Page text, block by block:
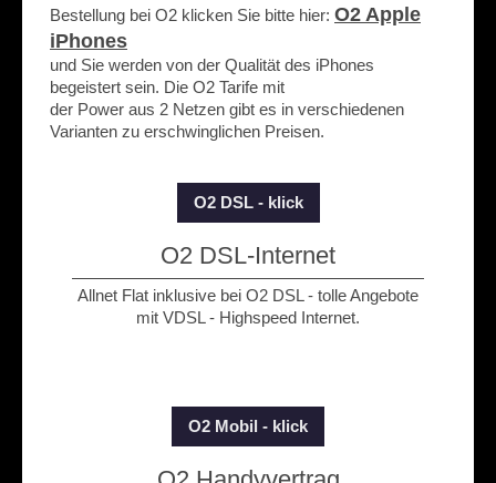
Bestellung bei O2 klicken Sie bitte hier: O2 Apple
iPhones
und Sie werden von der Qualität des iPhones
begeistert sein. Die O2 Tarife mit
der Power aus 2 Netzen gibt es in verschiedenen
Varianten zu erschwinglichen Preisen.
O2 DSL - klick
O2 DSL-Internet
Allnet Flat inklusive bei O2 DSL - tolle Angebote
mit VDSL - Highspeed Internet.
O2 Mobil - klick